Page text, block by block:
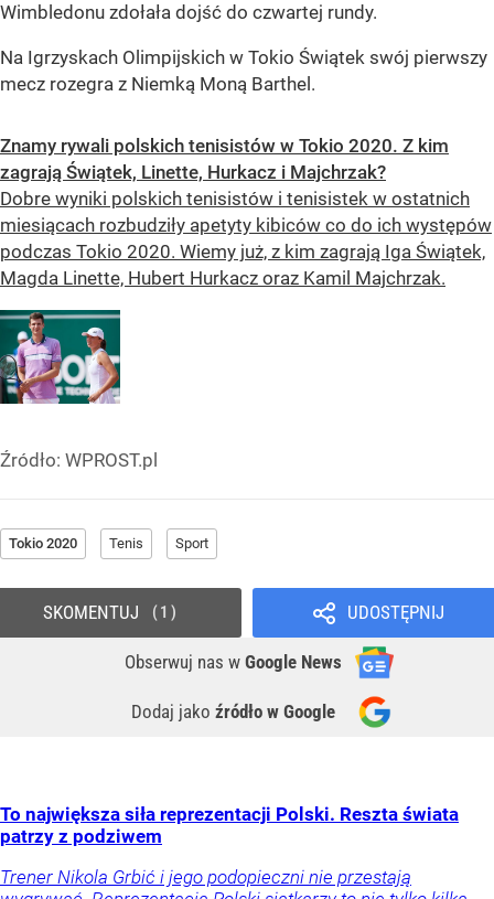
Wimbledonu zdołała dojść do czwartej rundy.
Na Igrzyskach Olimpijskich w Tokio Świątek swój pierwszy
mecz rozegra z Niemką Moną Barthel.
Znamy rywali polskich tenisistów w Tokio 2020. Z kim
zagrają Świątek, Linette, Hurkacz i Majchrzak?
Dobre wyniki polskich tenisistów i tenisistek w ostatnich
miesiącach rozbudziły apetyty kibiców co do ich występów
podczas Tokio 2020. Wiemy już, z kim zagrają Iga Świątek,
Magda Linette, Hubert Hurkacz oraz Kamil Majchrzak.
Źródło: WPROST.pl
Tokio 2020 Tenis Sport
UDOSTĘPNIJ
Obserwuj nas w Google News
Dodaj jako źródło w Google
SKOMENTUJ 1
To największa siła reprezentacji Polski. Reszta świata
patrzy z podziwem
Trener Nikola Grbić i jego podopieczni nie przestają